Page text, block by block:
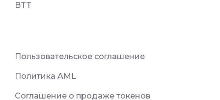
BTT
Пользовательское соглашение
Политика AML
Соглашение о продаже токенов